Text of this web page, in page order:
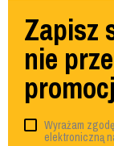
Zapisz
nie
Wyrażam
elektroniczną